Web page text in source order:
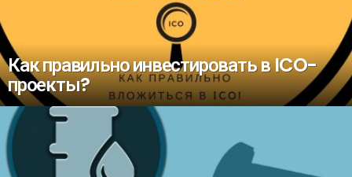
Как правильно инвестировать в ICO-
проекты?